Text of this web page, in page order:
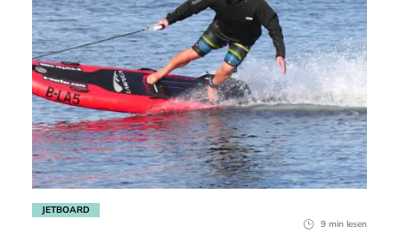
JETBOARD
9 min lesen